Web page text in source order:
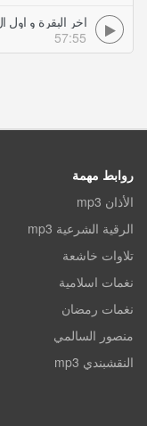
اخر البقرة و
57:55
روابط مهمة
الأذان mp3
الرقية الشرعية mp3
تلاوات خاشعة
نغمات اسلامية
نغمات رمضان
منصور السالمي
النقشبندي mp3